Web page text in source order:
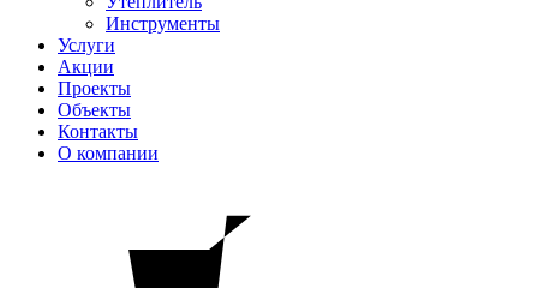
Инструменты
Услуги
Акции
Проекты
Объекты
Контакты
О компании